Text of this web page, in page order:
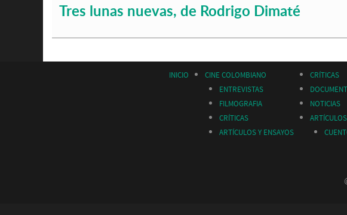
Tres lunas nuevas, de Rodrigo Dimaté
INICIO
CINE COLOMBIANO
ENTREVISTAS
FILMOGRAFIA
CRÍTICAS
ARTÍCULOS Y ENSAYOS
CRÍTICAS
NOTICIAS